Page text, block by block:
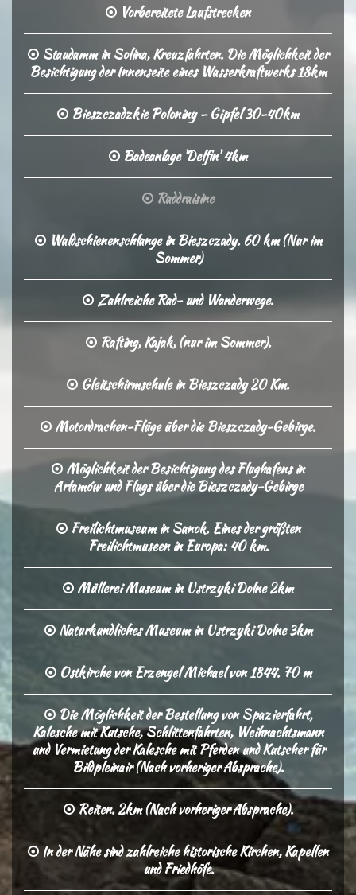
Vorbereitete Laufstrecken
Staudamm in Solina, Kreuzfahrten. Die Möglichkeit der
Besichtigung der Innenseite eines Wasserkraftwerks 18km
Bieszczadzkie Poloniny – Gipfel 30-40km
Badeanlage 'Delfin' 4km
Raddraisine
Waldschienenschlange in Bieszczady. 60 km (Nur im
Sommer)
Zahlreiche Rad- und Wanderwege.
Rafting, Kajak, (nur im Sommer).
Gleitschirmschule in Bieszczady 20 Km.
Motordrachen-Flüge über die Bieszczady-Gebirge.
Möglichkeit der Besichtigung des Flughafens in
Arłamów und Flugs über die Bieszczady-Gebirge
Freilichtmuseum in Sanok. Eines der größten
Freilichtmuseen in Europa: 40 km.
Müllerei Museum in Ustrzyki Dolne 2km
Naturkundliches Museum in Ustrzyki Dolne 3km
Ostkirche von Erzengel Michael von 1844. 70 m
Die Möglichkeit der Bestellung von Spazierfahrt,
Kalesche mit Kutsche, Schlittenfahrten, Weihnachtsmann
und Vermietung der Kalesche mit Pferden und Kutscher für
Bildpleinair (Nach vorheriger Absprache).
Reiten. 2km (Nach vorheriger Absprache).
In der Nähe sind zahlreiche historische Kirchen, Kapellen
und Friedhöfe.